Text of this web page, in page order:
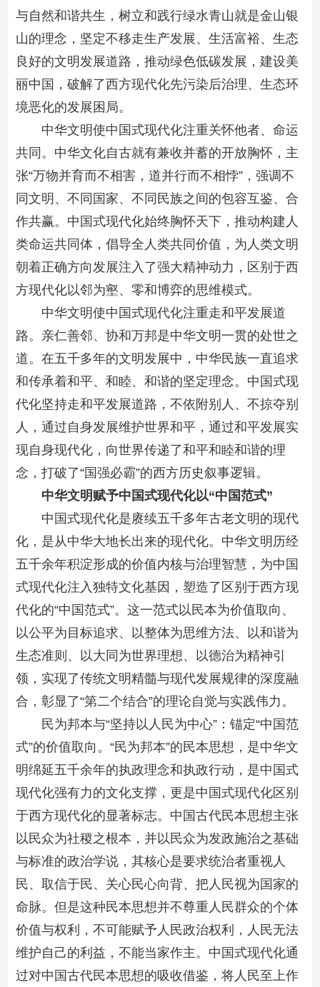
与自然和谐共生，树立和践行绿水青山就是金山银
山的理念，坚定不移走生产发展、生活富裕、生态
良好的文明发展道路，推动绿色低碳发展，建设美
丽中国，破解了西方现代化先污染后治理、生态环
境恶化的发展困局。
中华文明使中国式现代化注重关怀他者、命运
共同。中华文化自古就有兼收并蓄的开放胸怀，主
张“万物并育而不相害，道并行而不相悖”，强调不
同文明、不同国家、不同民族之间的包容互鉴、合
作共赢。中国式现代化始终胸怀天下，推动构建人
类命运共同体，倡导全人类共同价值，为人类文明
朝着正确方向发展注入了强大精神动力，区别于西
方现代化以邻为壑、零和博弈的思维模式。
中华文明使中国式现代化注重走和平发展道
路。亲仁善邻、协和万邦是中华文明一贯的处世之
道。在五千多年的文明发展中，中华民族一直追求
和传承着和平、和睦、和谐的坚定理念。中国式现
代化坚持走和平发展道路，不依附别人、不掠夺别
人，通过自身发展维护世界和平，通过和平发展实
现自身现代化，向世界传递了和平和睦和谐的理
念，打破了“国强必霸”的西方历史叙事逻辑。
中华文明赋予中国式现代化以“中国范式”
中国式现代化是赓续五千多年古老文明的现代
化，是从中华大地长出来的现代化。中华文明历经
五千余年积淀形成的价值内核与治理智慧，为中国
式现代化注入独特文化基因，塑造了区别于西方现
代化的“中国范式”。这一范式以民本为价值取向、
以公平为目标追求、以整体为思维方法、以和谐为
生态准则、以大同为世界理想、以德治为精神引
领，实现了传统文明精髓与现代发展规律的深度融
合，彰显了“第二个结合”的理论自觉与实践伟力。
民为邦本与“坚持以人民为中心”：锚定“中国范
式”的价值取向。“民为邦本”的民本思想，是中华文
明绵延五千余年的执政理念和执政行动，是中国式
现代化强有力的文化支撑，更是中国式现代化区别
于西方现代化的显著标志。中国古代民本思想主张
以民众为社稷之根本，并以民众为发政施治之基础
与标准的政治学说，其核心是要求统治者重视人
民、取信于民、关心民心向背、把人民视为国家的
命脉。但是这种民本思想并不尊重人民群众的个体
价值与权利，不可能赋予人民政治权利，人民无法
维护自己的利益，不能当家作主。中国式现代化通
过对中国古代民本思想的吸收借鉴，将人民至上作